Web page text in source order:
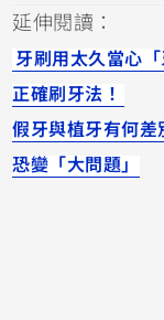
延伸閱讀：
牙刷用太久當心
正確刷牙法！
假牙與植牙有何差
恐變「大問題」